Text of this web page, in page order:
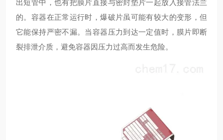
出短管中，也有把膜片直接与密封垫片一起放入接管法兰
的。容器在正常运行时，爆破片虽可能有较大的变形，但
它能保持严密不漏。当容器压力到达一定值时，膜片即断
裂排泄介质，避免容器因压力过高而发生危险。